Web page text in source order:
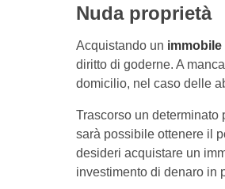
Nuda proprietà
Acquistando un
diritto di goderne. A
domicilio, nel caso delle
Trascorso un determinato
sarà possibile ottenere il
desideri acquistare un
investimento di denaro in